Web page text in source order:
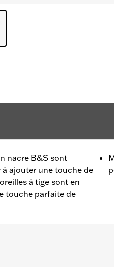
nacre B&S sont
ajouter une touche de
à tige sont en
touche parfaite de